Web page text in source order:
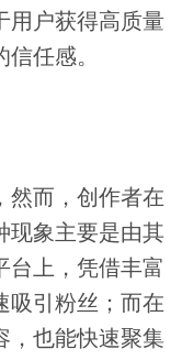
用户获得高质量
任感。
然而，创作者在
现象主要是由其
台上，凭借丰富
吸引粉丝；而在
，也能快速聚集